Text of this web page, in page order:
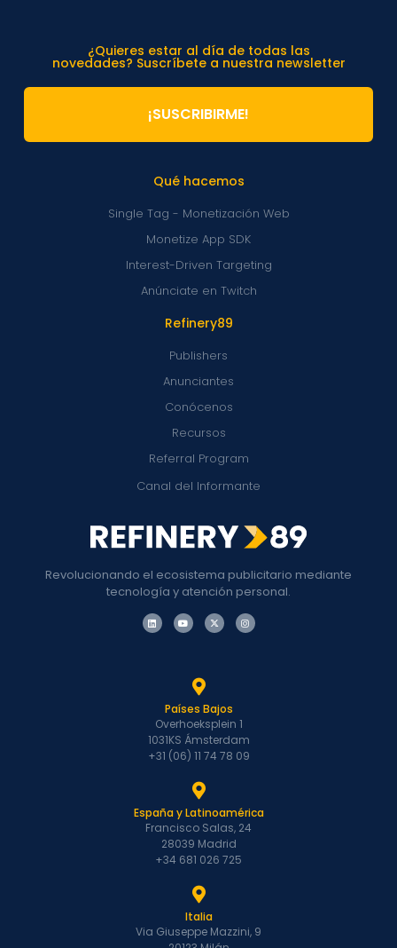
Revolucionando el ecosistema publicitario mediante
tecnología y atención personal.
Refinery89
Publishers
Anunciantes
Conócenos
Recursos
Referral Program
Canal del Informante
Qué hacemos
Single Tag - Monetización Web
Monetize App SDK
Interest-Driven Targeting
Anúnciate en Twitch
¿Quieres estar al día de todas las
novedades? Suscríbete a nuestra newsletter
¡SUSCRIBIRME!
Países Bajos
Overhoeksplein 1
1031KS Ámsterdam
+31 (06) 11 74 78 09
España y Latinoamérica
Francisco Salas, 24
28039 Madrid
+34 681 026 725
Italia
Via Giuseppe Mazzini, 9